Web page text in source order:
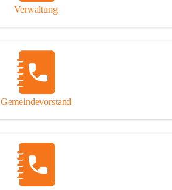
Verwaltung
Gemeindevorstand